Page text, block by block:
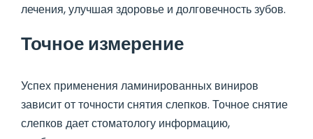
лечения, улучшая здоровье и долговечность зубов.
Точное измерение
Успех применения ламинированных виниров
зависит от точности снятия слепков. Точное снятие
слепков дает стоматологу информацию,